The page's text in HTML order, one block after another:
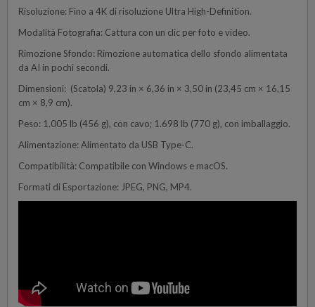
Risoluzione: Fino a 4K di risoluzione Ultra High-Definition.
Modalità Fotografia: Cattura con un clic per foto e video.
Rimozione Sfondo: Rimozione automatica dello sfondo alimentata
da AI in pochi secondi.
Dimensioni: (Scatola) 9,23 in × 6,36 in × 3,50 in (23,45 cm × 16,15
cm × 8,9 cm).
Peso: 1.005 lb (456 g), con cavo; 1.698 lb (770 g), con imballaggio.
Alimentazione: Alimentato da USB Type-C.
Compatibilità: Compatibile con Windows e macOS.
Formati di Esportazione: JPEG, PNG, MP4.